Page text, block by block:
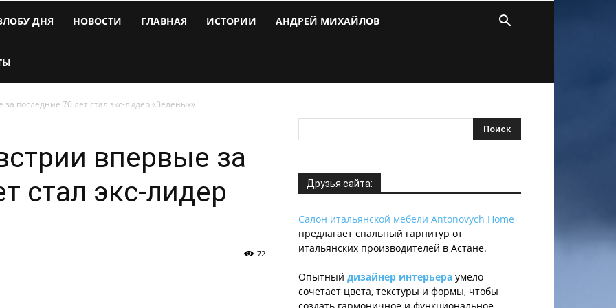
ДНЯ НОВОСТИ ГЛАВНАЯ ИСТОРИИ АНДРЕЙ МИХАЙЛОВ
последние 70 лет стал экс-лидер «Зелёных»
впервые за
стал экс-лидер
72
Друзья сайта:
Салон итальянской мебели Antonovych Home
предлагает спальный гарнитур от
итальянских производителей в Астане.
Опытный дизайнер интерьера умело
сочетает цвета, текстуры и формы, чтобы